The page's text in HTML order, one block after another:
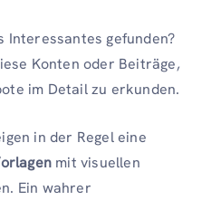
Interessantes gefunden?
Konten oder Beiträge,
im Detail zu erkunden.
in der Regel eine
mit visuellen
Ein wahrer